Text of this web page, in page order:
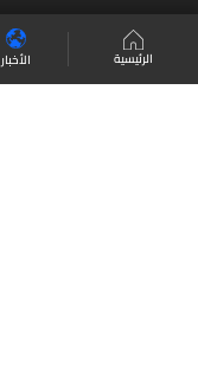
الرئيسية الأخبار
موقع البرامج